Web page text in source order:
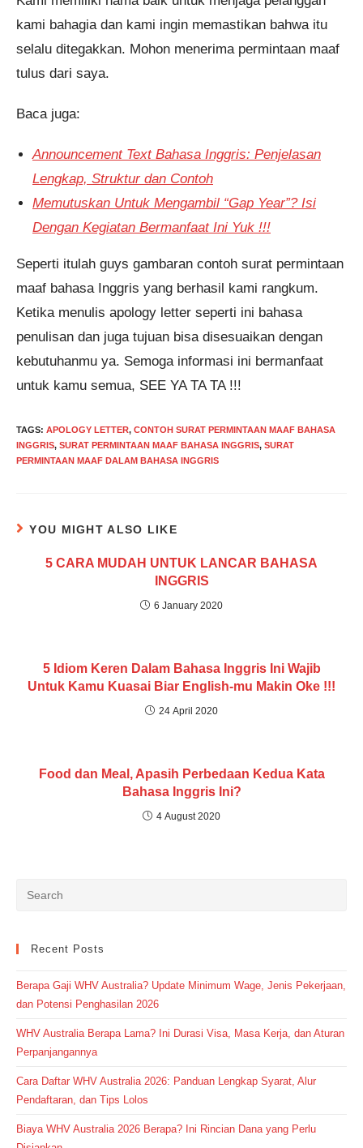
kami bahagia dan kami ingin memastikan bahwa itu
selalu ditegakkan. Mohon menerima permintaan maaf
tulus dari saya.
Baca juga:
Announcement Text Bahasa Inggris: Penjelasan
Lengkap, Struktur dan Contoh
Memutuskan Untuk Mengambil “Gap Year”? Isi
Dengan Kegiatan Bermanfaat Ini Yuk !!!
Seperti itulah guys gambaran contoh surat permintaan
maaf bahasa Inggris yang berhasil kami rangkum.
Ketika menulis apology letter seperti ini bahasa
penulisan dan juga tujuan bisa disesuaikan dengan
kebutuhanmu ya. Semoga informasi ini bermanfaat
untuk kamu semua, SEE YA TA TA !!!
TAGS: APOLOGY LETTER, CONTOH SURAT PERMINTAAN MAAF BAHASA
INGGRIS, SURAT PERMINTAAN MAAF BAHASA INGGRIS, SURAT
PERMINTAAN MAAF DALAM BAHASA INGGRIS
YOU MIGHT ALSO LIKE
5 CARA MUDAH UNTUK LANCAR BAHASA
INGGRIS
6 January 2020
5 Idiom Keren Dalam Bahasa Inggris Ini Wajib
Untuk Kamu Kuasai Biar English-mu Makin Oke !!!
24 April 2020
Food dan Meal, Apasih Perbedaan Kedua Kata
Bahasa Inggris Ini?
4 August 2020
Recent Posts
Berapa Gaji WHV Australia? Update Minimum Wage, Jenis Pekerjaan,
dan Potensi Penghasilan 2026
WHV Australia Berapa Lama? Ini Durasi Visa, Masa Kerja, dan Aturan
Perpanjangannya
Cara Daftar WHV Australia 2026: Panduan Lengkap Syarat, Alur
Pendaftaran, dan Tips Lolos
Biaya WHV Australia 2026 Berapa? Ini Rincian Dana yang Perlu